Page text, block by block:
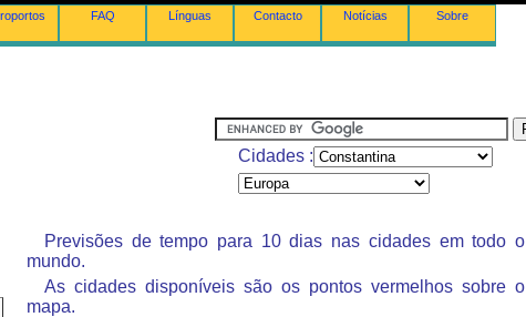
FAQ Línguas Contacto Notícias Sobre
Cidades :
Previsões de tempo para 10 dias nas cidades em todo o
mundo.
As cidades disponíveis são os pontos vermelhos sobre o
mapa.